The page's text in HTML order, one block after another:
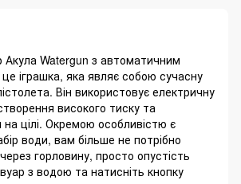
Акула Watergun з автоматичним
іграшка, яка являє собою сучасну
Він використовує електричну
високого тиску та
цілі. Окремою особливістю є
води, вам більше не потрібно
горловину, просто опустість
з водою та натисніть кнопку